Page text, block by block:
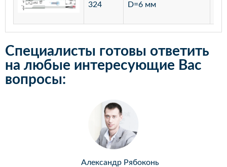
324 D=6 мм
Специалисты готовы ответить
на любые интересующие Вас
вопросы:
Александр Рябоконь